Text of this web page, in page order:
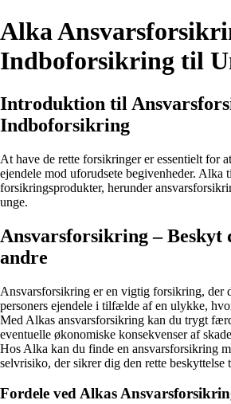
Alka
Indboforsikring til
Introduktion til
Indboforsikring
At have de rette forsikringer er essentielt for
ejendele mod uforudsete begivenheder. Alka
forsikringsprodukter, herunder
unge.
Ansvarsforsikring – Beskyt
andre
Ansvarsforsikring er en vigtig forsikring, der
personers ejendele i tilfælde af en ulykke,
Med Alkas ansvarsforsikring kan du trygt
eventuelle økonomiske konsekvenser af
Hos Alka kan du finde en ansvarsforsikring
selvrisiko, der sikrer dig den rette
Fordele ved Alkas